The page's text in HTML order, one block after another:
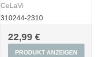
CeLaVi
310244-2310
22,99 €
PRODUKT ANZEIGEN